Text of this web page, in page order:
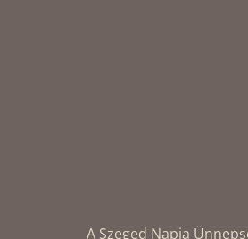
A Szeged Napja